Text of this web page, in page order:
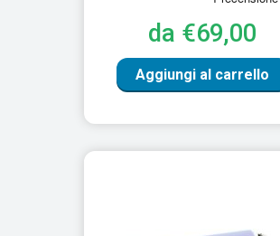
da €69,00
Aggiungi al carrello